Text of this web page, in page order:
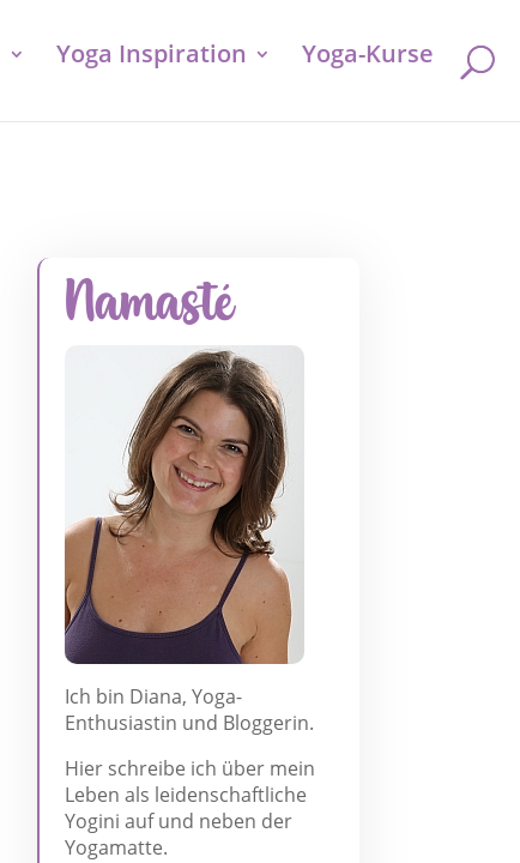
Yoga Inspiration Yoga-Kurse
Namasté
Ich bin Diana, Yoga-
Enthusiastin und Bloggerin.
Hier schreibe ich über mein
Leben als leidenschaftliche
Yogini auf und neben der
Yogamatte.